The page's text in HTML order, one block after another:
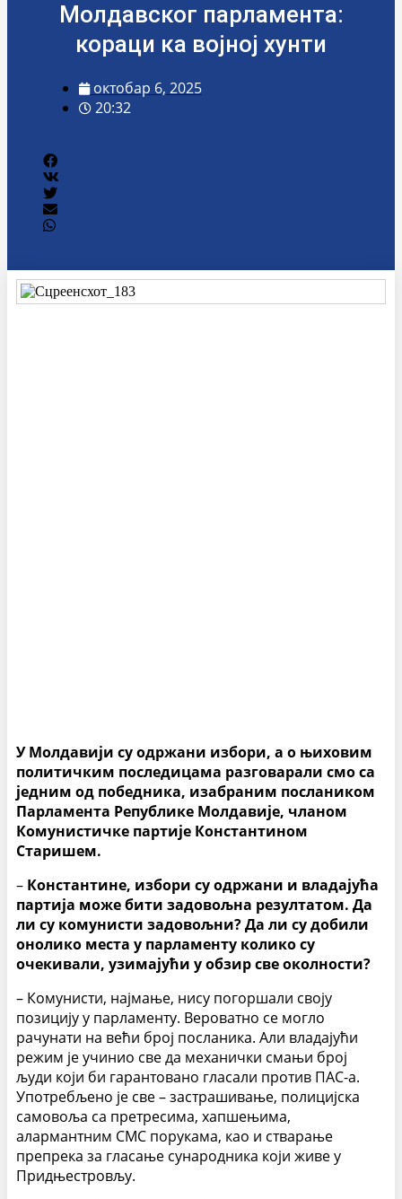
Молдавског парламента:
кораци ка војној хунти
октобар 6, 2025
20:32
У Молдавији су одржани избори, а о њиховим
политичким последицама разговарали смо са
једним од победника, изабраним послаником
Парламента Републике Молдавије, чланом
Комунистичке партије Константином
Старишем.
– Константине, избори су одржани и владајућа
партија може бити задовољна резултатом. Да
ли су комунисти задовољни? Да ли су добили
онолико места у парламенту колико су
очекивали, узимајући у обзир све околности?
– Комунисти, најмање, нису погоршали своју
позицију у парламенту. Вероватно се могло
рачунати на већи број посланика. Али владајући
режим је учинио све да механички смањи број
људи који би гарантовано гласали против ПАС-а.
Употребљено је све – застрашивање, полицијска
самовоља са претресима, хапшењима,
алармантним СМС порукама, као и стварање
препрека за гласање сународника који живе у
Придњестровљу.